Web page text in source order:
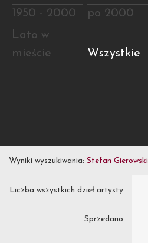
1950 - 2000
po 2000
Lato w
mieście
Wszystkie
Wyniki wyszukiwania: Stefan Gierowski
Liczba wszystkich dzieł artysty
Sprzedano